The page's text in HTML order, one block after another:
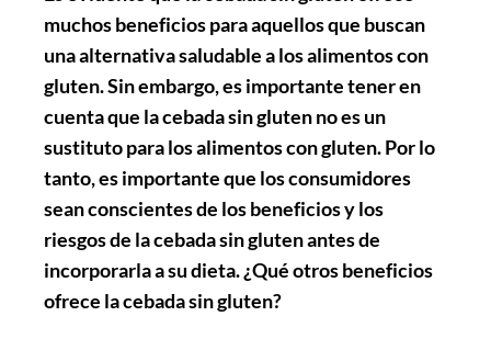
muchos beneficios para aquellos que buscan
una alternativa saludable a los alimentos con
gluten. Sin embargo, es importante tener en
cuenta que la cebada sin gluten no es un
sustituto para los alimentos con gluten. Por lo
tanto, es importante que los consumidores
sean conscientes de los beneficios y los
riesgos de la cebada sin gluten antes de
incorporarla a su dieta. ¿Qué otros beneficios
ofrece la cebada sin gluten?